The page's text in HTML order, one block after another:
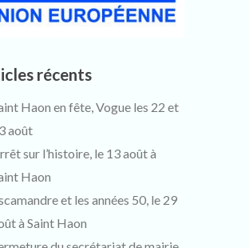
récents
Haon en fête, Vogue les 22 et
août
sur l’histoire, le 13 août à
Haon
et les années 50, le 29
à Saint Haon